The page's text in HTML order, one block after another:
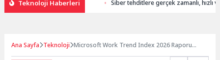
Teknoloji Haberleri Siber tehditlere gerçek zamanlı, hızlı
Ana Sayfa Teknoloji Microsoft Work Trend Index 2026 Raporu